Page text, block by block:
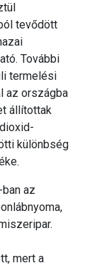
tevődött
További
termelési
az országba
állítottak
különbség
az
mert a